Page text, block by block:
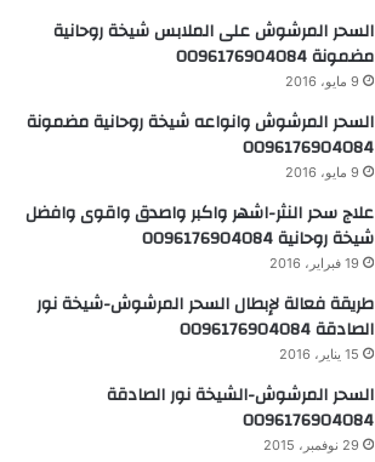
السحر المرشوش على الملابس شيخة روحانية
مضمونة 0096176904084
9 مايو، 2016
السحر المرشوش وانواعه شيخة روحانية مضمونة
0096176904084
9 مايو، 2016
علاج سحر النثر-اشهر واكبر واصدق واقوى وافضل
شيخة روحانية 0096176904084
19 فبراير، 2016
طريقة فعالة لإبطال السحر المرشوش-شيخة نور
الصادقة 0096176904084
15 يناير، 2016
السحر المرشوش-الشيخة نور الصادقة
0096176904084
29 نوفمبر، 2015